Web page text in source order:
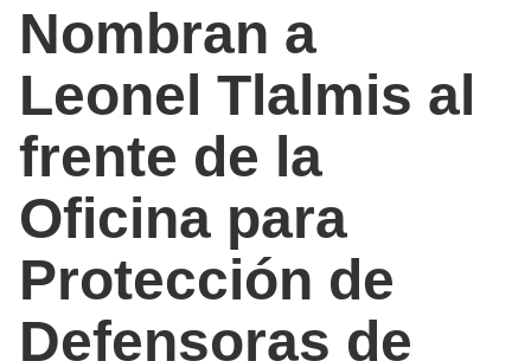
Nombran a
Leonel Tlalmis al
frente de la
Oficina para
Protección de
Defensoras de